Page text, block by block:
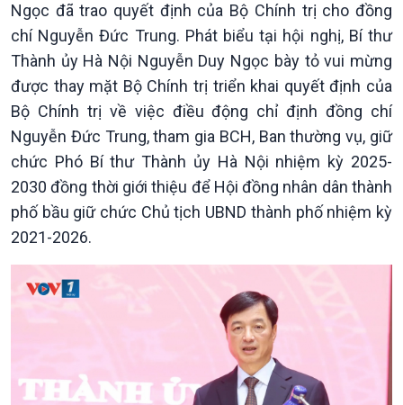
Chính trị
Tin Chính trị
Chính phủ với người dân
Quốc hội với cử tri
Xây dựng đảng
Đảng trong cuộc sống
Nhận diện sự thật
Pháp luật và đời sống
Thế giới
Tin thế giới
Vấn đề quốc tế
Hồ sơ sự kiện quốc tế
Thế giới & Việt Nam
Biên cương - Một dải vững
bền
Ngọc đã trao quyết định của Bộ Chính trị cho đồng
chí Nguyễn Đức Trung. Phát biểu tại hội nghị, Bí thư
Thành ủy Hà Nội Nguyễn Duy Ngọc bày tỏ vui mừng
được thay mặt Bộ Chính trị triển khai quyết định của
Bộ Chính trị về việc điều động chỉ định đồng chí
Nguyễn Đức Trung, tham gia BCH, Ban thường vụ, giữ
chức Phó Bí thư Thành ủy Hà Nội nhiệm kỳ 2025-
2030 đồng thời giới thiệu để Hội đồng nhân dân thành
phố bầu giữ chức Chủ tịch UBND thành phố nhiệm kỳ
2021-2026.